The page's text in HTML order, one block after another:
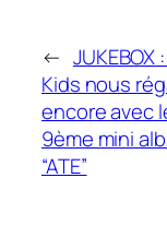
← JUKEBOX
Kids nous
encore avec
9ème mini
“ATE”